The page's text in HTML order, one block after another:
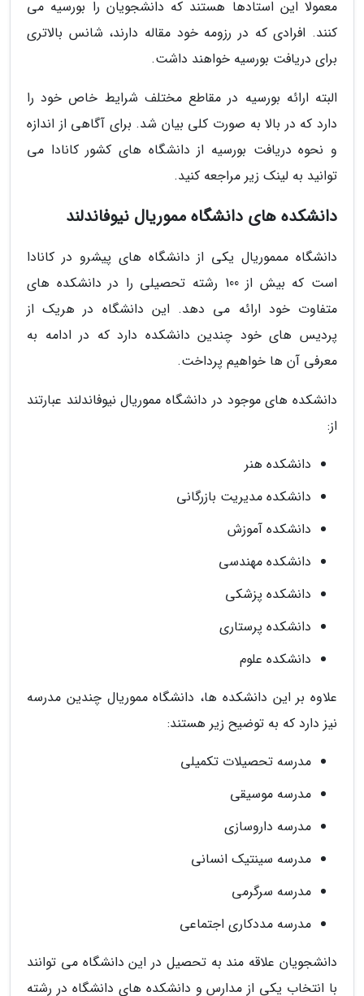
معمولا این استادها هستند که دانشجویان را بورسیه می
کنند. افرادی که در رزومه خود مقاله دارند، شانس بالاتری
برای دریافت بورسیه خواهند داشت.
البته ارائه بورسیه در مقاطع مختلف شرایط خاص خود را
دارد که در بالا به صورت کلی بیان شد. برای آگاهی از اندازه
و نحوه دریافت بورسیه از دانشگاه های کشور کانادا می
توانید به لینک زیر مراجعه کنید.
دانشکده های دانشگاه مموریال نیوفاندلند
دانشگاه ممموریال یکی از دانشگاه های پیشرو در کانادا
است که بیش از 100 رشته تحصیلی را در دانشکده های
متفاوت خود ارائه می دهد. این دانشگاه در هریک از
پردیس های خود چندین دانشکده دارد که در ادامه به
معرفی آن ها خواهیم پرداخت.
دانشکده های موجود در دانشگاه مموریال نیوفاندلند عبارتند
از:
دانشکده هنر
دانشکده مدیریت بازرگانی
دانشکده آموزش
دانشکده مهندسی
دانشکده پزشکی
دانشکده پرستاری
دانشکده علوم
علاوه بر این دانشکده ها، دانشگاه مموریال چندین مدرسه
نیز دارد که به توضیح زیر هستند:
مدرسه تحصیلات تکمیلی
مدرسه موسیقی
مدرسه داروسازی
مدرسه سینتیک انسانی
مدرسه سرگرمی
مدرسه مددکاری اجتماعی
دانشجویان علاقه مند به تحصیل در این دانشگاه می توانند
با انتخاب یکی از مدارس و دانشکده های دانشگاه در رشته